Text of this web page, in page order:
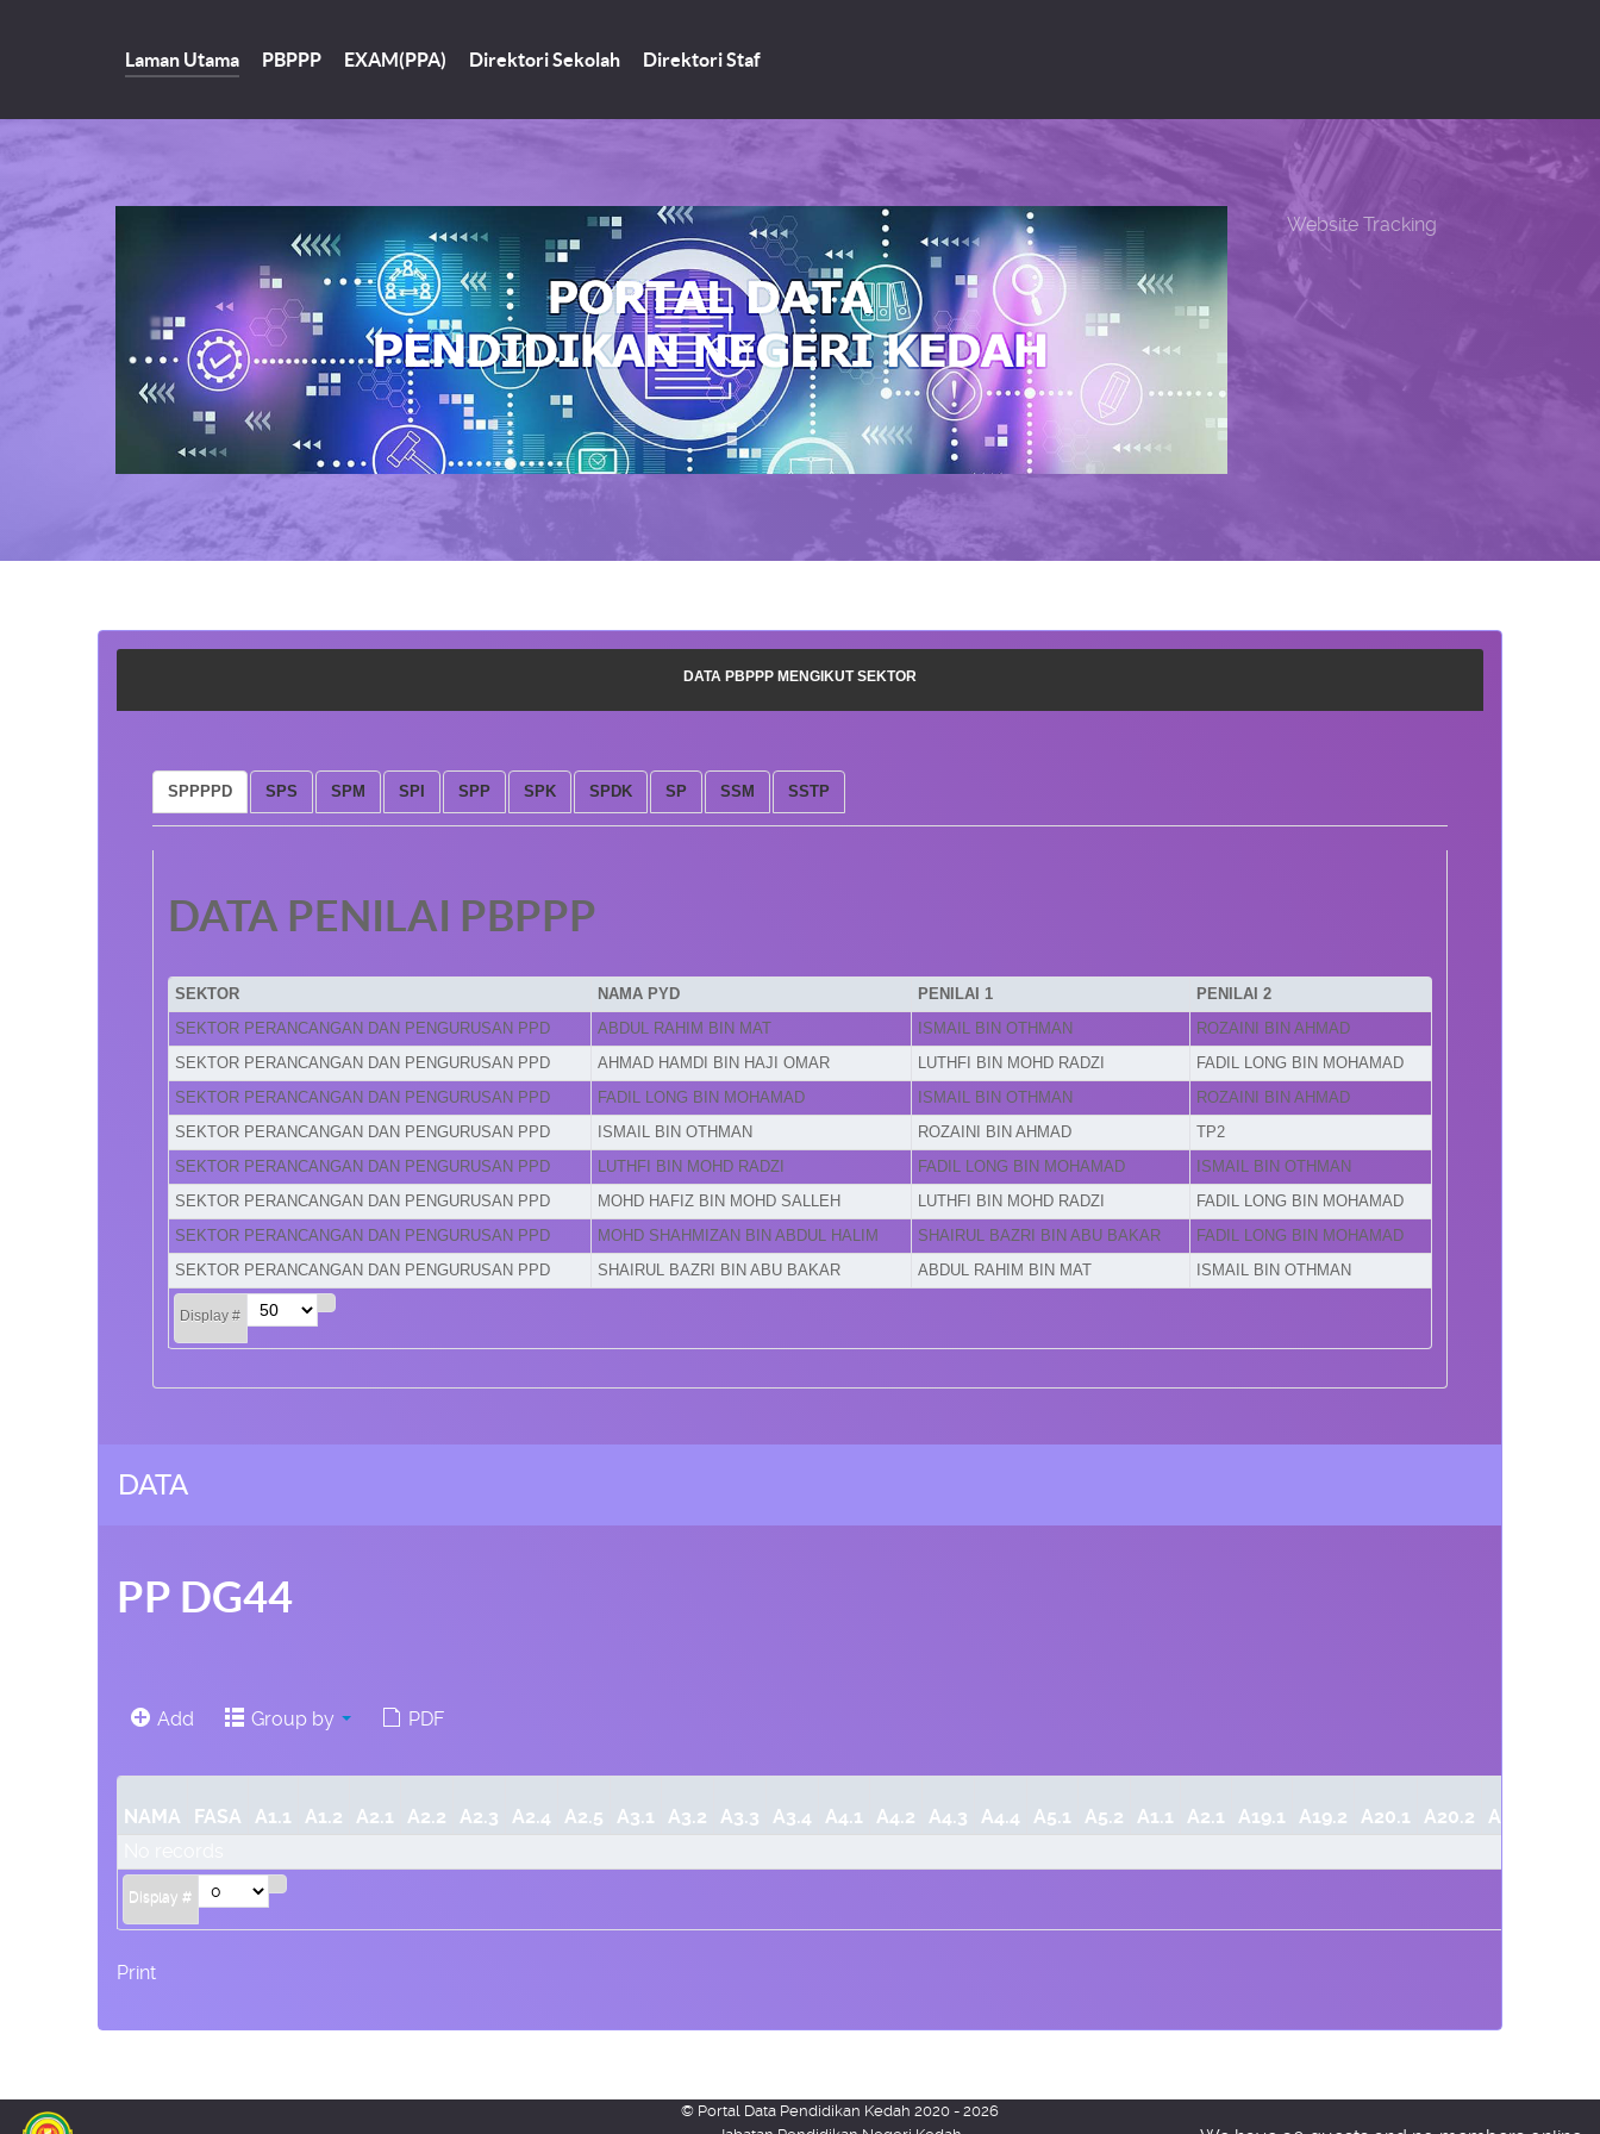
Laman Utama PBPPP EXAM(PPA) Direktori Sekolah Direktori Staf
Website Tracking
DATA PBPPP MENGIKUT SEKTOR
SPPPPD SPS SPM SPI SPP SPK SPDK SP SSM SSTP
DATA PENILAI PBPPP
SEKTOR NAMA PYD PENILAI 1 PENILAI 2
Display #
SEKTOR PERANCANGAN DAN PENGURUSAN PPD ABDUL RAHIM BIN MAT ISMAIL BIN OTHMAN
ROZAINI BIN AHMAD
SEKTOR PERANCANGAN DAN PENGURUSAN PPD
AHMAD HAMDI BIN HAJI OMAR LUTHFI BIN MOHD RADZI
FADIL LONG BIN MOHAMAD
SEKTOR PERANCANGAN DAN PENGURUSAN PPD
FADIL LONG BIN MOHAMAD ISMAIL BIN OTHMAN
ROZAINI BIN AHMAD
SEKTOR PERANCANGAN DAN PENGURUSAN PPD
ISMAIL BIN OTHMAN ROZAINI BIN AHMAD
TP2
SEKTOR PERANCANGAN DAN PENGURUSAN PPD
LUTHFI BIN MOHD RADZI FADIL LONG BIN MOHAMAD
ISMAIL BIN OTHMAN
SEKTOR PERANCANGAN DAN PENGURUSAN PPD
MOHD HAFIZ BIN MOHD SALLEH LUTHFI BIN MOHD RADZI
FADIL LONG BIN MOHAMAD
SEKTOR PERANCANGAN DAN PENGURUSAN PPD
MOHD SHAHMIZAN BIN ABDUL HALIM SHAIRUL BAZRI BIN ABU BAKAR
FADIL LONG BIN MOHAMAD
SEKTOR PERANCANGAN DAN PENGURUSAN PPD
SHAIRUL BAZRI BIN ABU BAKAR ABDUL RAHIM BIN MAT ISMAIL BIN OTHMAN
DATA
PP DG44
Add Group by PDF
NAMA FASA A1.1 A1.2 A2.1 A2.2 A2.3 A2.4 A2.5 A3.1 A3.2 A3.3 A3.4 A4.1 A4.2 A4.3 A4.4 A5.1 A5.2 A1.1 A2.1 A19.1 A19.2 A20.1 A20.2 A20.3
Display #
Print
© Portal Data Pendidikan Kedah 2020 - 2026